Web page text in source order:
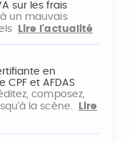
sur les frais
un mauvais
Lire l'actualité
en
CPF et AFDAS
composez,
la scène.
Lire